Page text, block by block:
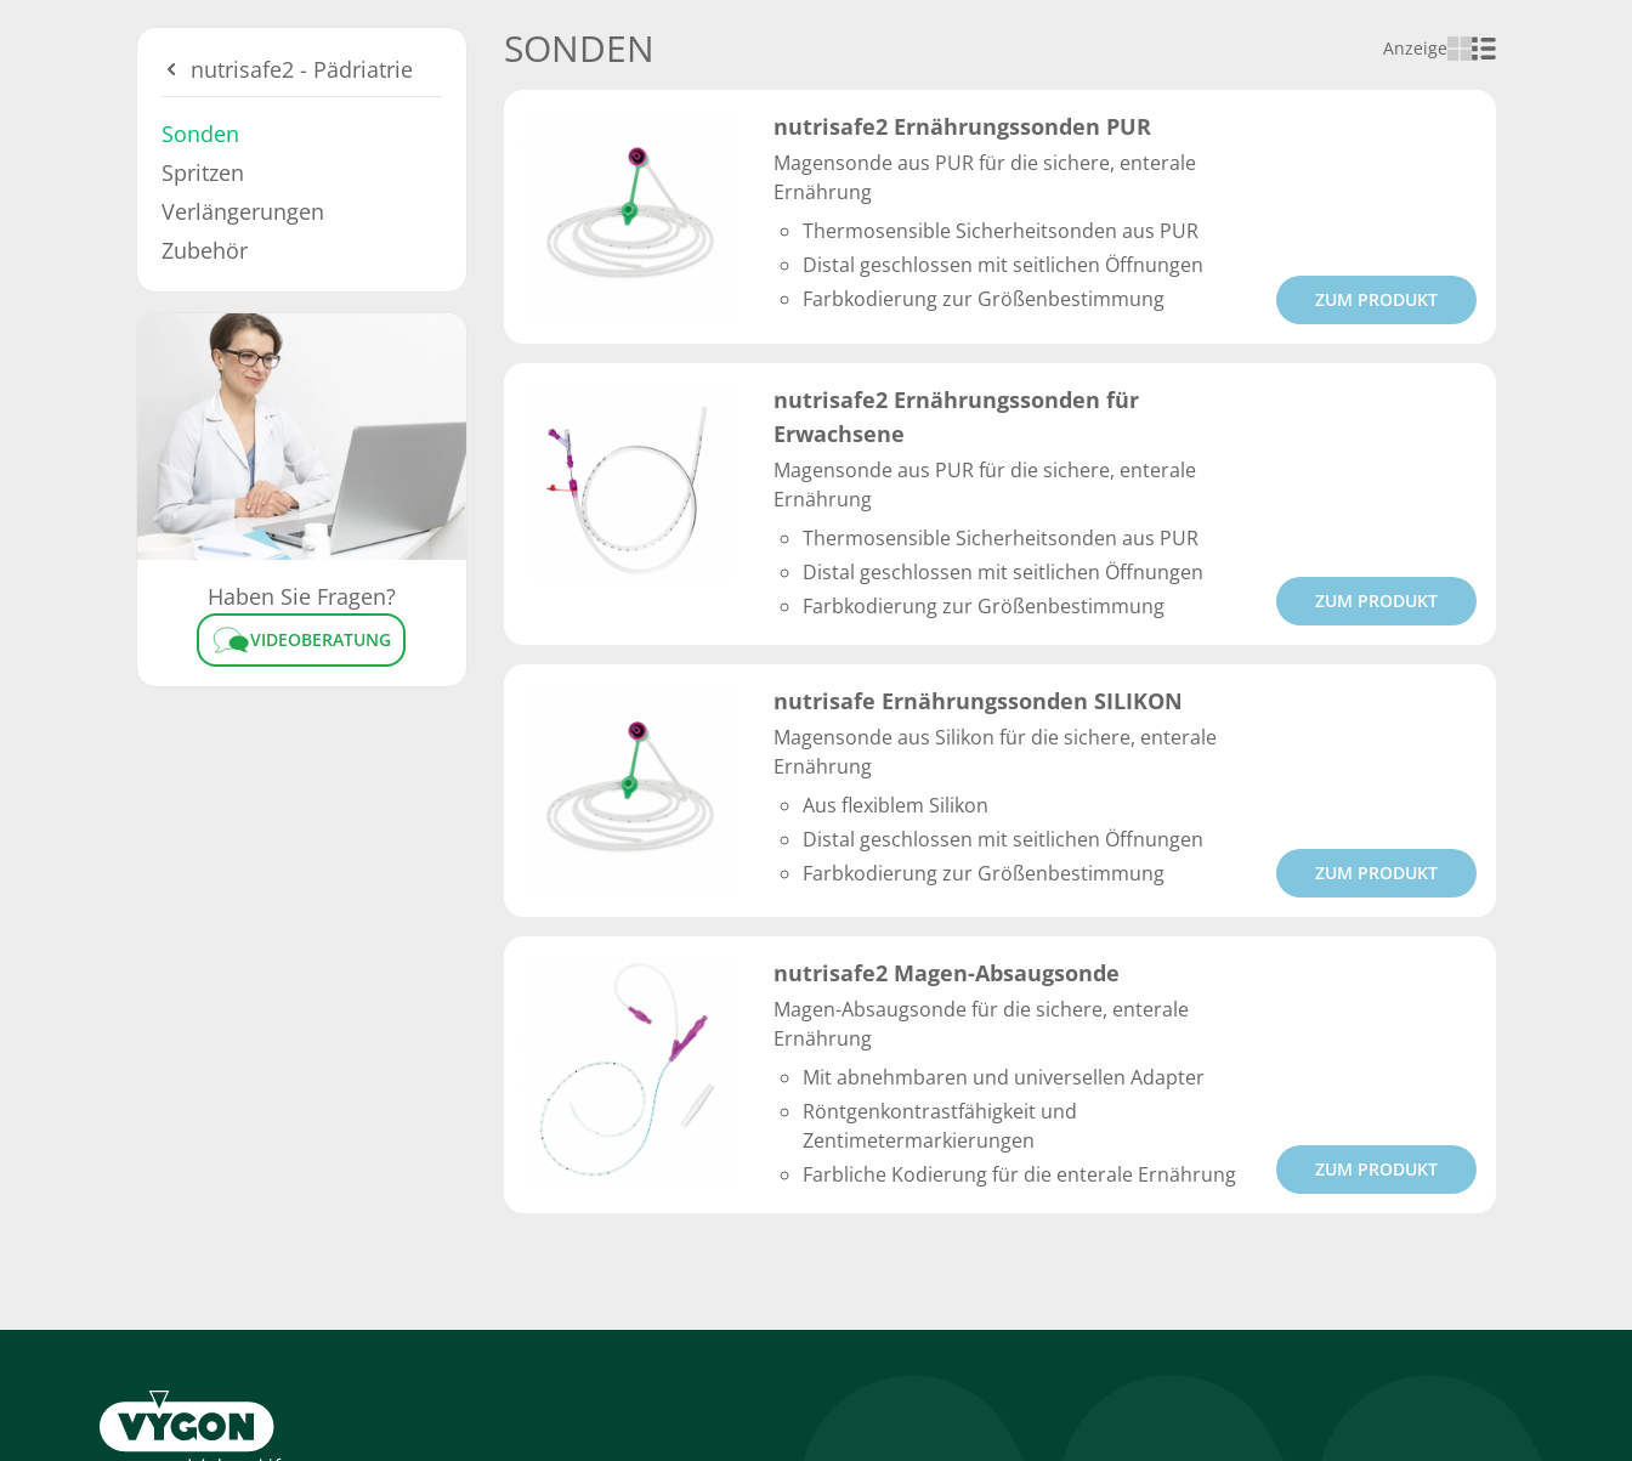
nutrisafe2 - Pädriatrie
Sonden
Spritzen
Verlängerungen
Zubehör
Haben Sie Fragen?
VIDEOBERATUNG
SONDEN Anzeige
nutrisafe2 Ernährungssonden PUR
Magensonde aus PUR für die sichere, enterale
Ernährung
Thermosensible Sicherheitsonden aus PUR
Distal geschlossen mit seitlichen Öffnungen
Farbkodierung zur Größenbestimmung
ZUM PRODUKT
nutrisafe2 Ernährungssonden für
Erwachsene
Magensonde aus PUR für die sichere, enterale
Ernährung
Thermosensible Sicherheitsonden aus PUR
Distal geschlossen mit seitlichen Öffnungen
Farbkodierung zur Größenbestimmung
ZUM PRODUKT
nutrisafe Ernährungssonden SILIKON
Magensonde aus Silikon für die sichere, enterale
Ernährung
Aus flexiblem Silikon
Distal geschlossen mit seitlichen Öffnungen
Farbkodierung zur Größenbestimmung
ZUM PRODUKT
nutrisafe2 Magen-Absaugsonde
Magen-Absaugsonde für die sichere, enterale
Ernährung
Mit abnehmbaren und universellen Adapter
Röntgenkontrastfähigkeit und
Zentimetermarkierungen
Farbliche Kodierung für die enterale Ernährung
ZUM PRODUKT